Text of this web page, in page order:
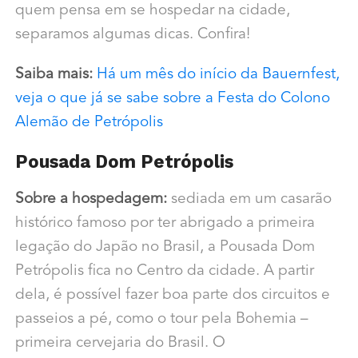
quem pensa em se hospedar na cidade,
separamos algumas dicas. Confira!
Saiba mais: Há um mês do início da Bauernfest,
veja o que já se sabe sobre a Festa do Colono
Alemão de Petrópolis
Pousada Dom Petrópolis
Sobre a hospedagem:sediada em um casarão
histórico famoso por ter abrigado a primeira
legação do Japão no Brasil, a Pousada Dom
Petrópolis fica no Centro da cidade. A partir
dela, é possível fazer boa parte dos circuitos e
passeios a pé, como o tour pela Bohemia –
primeira cervejaria do Brasil. O